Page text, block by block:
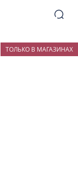
ТОЛЬКО В МАГАЗИНАХ